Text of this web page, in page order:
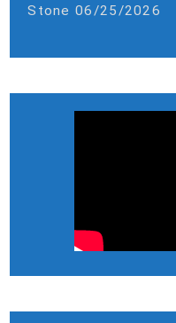
Stone 06/25/2026